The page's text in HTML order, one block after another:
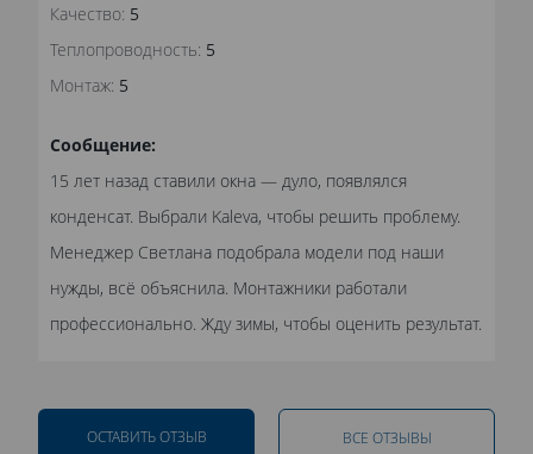
Качество: 5
Теплопроводность: 5
Монтаж: 5
Сообщение:
15 лет назад ставили окна — дуло, появлялся
конденсат. Выбрали Kaleva, чтобы решить проблему.
Менеджер Светлана подобрала модели под наши
нужды, всё объяснила. Монтажники работали
профессионально. Жду зимы, чтобы оценить результат.
ОСТАВИТЬ ОТЗЫВ ВСЕ ОТЗЫВЫ